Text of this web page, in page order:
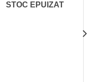
STOC EPUIZAT